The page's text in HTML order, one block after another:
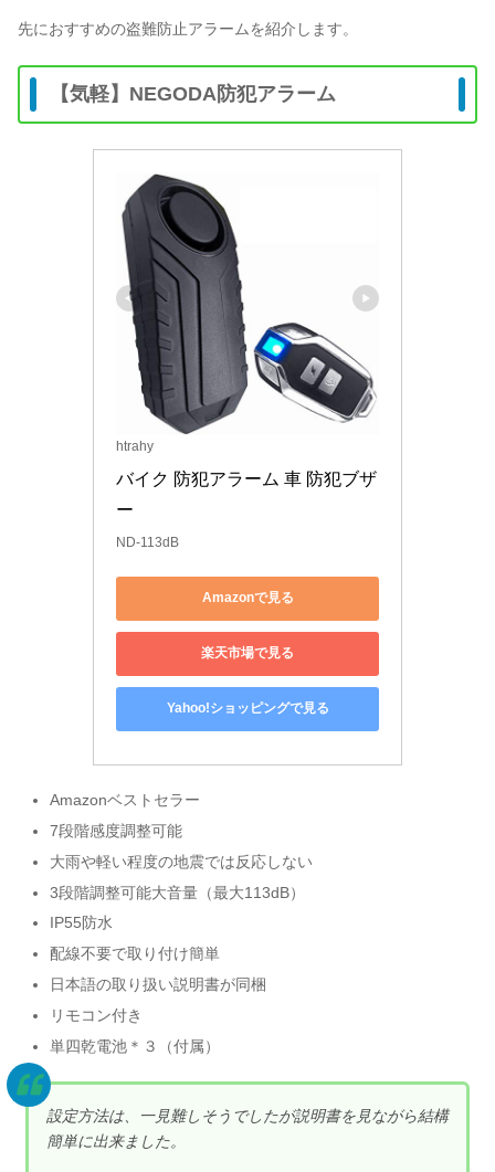
先におすすめの盗難防止アラームを紹介します。
【気軽】NEGODA防犯アラーム
htrahy
バイク 防犯アラーム 車 防犯ブザ
ー
ND-113dB
Amazonで見る
楽天市場で見る
Yahoo!ショッピングで見る
Amazonベストセラー
7段階感度調整可能
大雨や軽い程度の地震では反応しない
3段階調整可能大音量（最大113dB）
IP55防水
配線不要で取り付け簡単
日本語の取り扱い説明書が同梱
リモコン付き
単四乾電池＊３（付属）
設定方法は、一見難しそうでしたが説明書を見ながら結構
簡単に出来ました。